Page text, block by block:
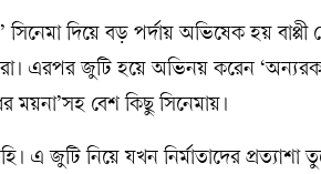
দিয়ে বড় পর্দায় অভিষেক হয় বাপ্পী
এরপর জুটি হয়ে অভিনয় করেন
ময়না’সহ বেশ কিছু সিনেমায়।
এ জুটি নিয়ে যখন নির্মাতাদের প্রত্যাশা